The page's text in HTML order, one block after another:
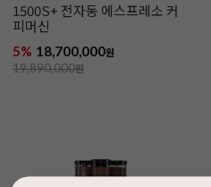
1500S+ 전자동 에스프레소 커
피머신
5% 18,700,000원
19,890,000원